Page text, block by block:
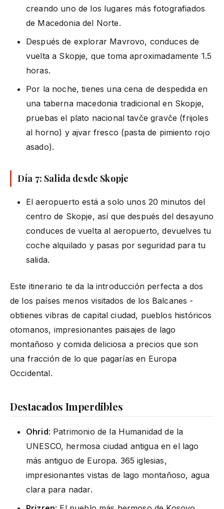
creando uno de los lugares más fotografiados
de Macedonia del Norte.
Después de explorar Mavrovo, conduces de
vuelta a Skopje, que toma aproximadamente 1.5
horas.
Por la noche, tienes una cena de despedida en
una taberna macedonia tradicional en Skopje,
pruebas el plato nacional tavče gravče (frijoles
al horno) y ajvar fresco (pasta de pimiento rojo
asado).
Día 7: Salida desde Skopje
El aeropuerto está a solo unos 20 minutos del
centro de Skopje, así que después del desayuno
conduces de vuelta al aeropuerto, devuelves tu
coche alquilado y pasas por seguridad para tu
salida.
Este itinerario te da la introducción perfecta a dos
de los países menos visitados de los Balcanes -
obtienes vibras de capital ciudad, pueblos históricos
otomanos, impresionantes paisajes de lago
montañoso y comida deliciosa a precios que son
una fracción de lo que pagarías en Europa
Occidental.
Destacados Imperdibles
Ohrid: Patrimonio de la Humanidad de la
UNESCO, hermosa ciudad antigua en el lago
más antiguo de Europa. 365 iglesias,
impresionantes vistas de lago montañoso, agua
clara para nadar.